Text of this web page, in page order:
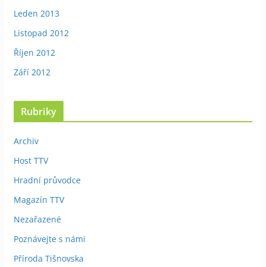
Leden 2013
Listopad 2012
Říjen 2012
Září 2012
Rubriky
Archiv
Host TTV
Hradní průvodce
Magazín TTV
Nezařazené
Poznávejte s námi
Příroda Tišnovska